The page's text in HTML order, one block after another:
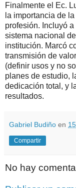
Finalmente el Ec.
la importancia de
profesión. Incluyó
sistema nacional
institución. Marcó
transmisión de
(definir usos y no
planes de estudio,
dedicación total, y
resultados.
Gabriel Budiño en
Compartir
No hay